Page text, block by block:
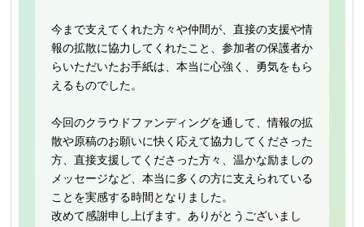
今まで支えてくれた方々や仲間が、直接の支援や情
報の拡散に協力してくれたこと、参加者の保護者か
らいただいたお手紙は、本当に心強く、勇気をもら
えるものでした。
今回のクラウドファンディングを通して、情報の拡
散や原稿のお願いに快く応えて協力してくださった
方、直接支援してくださった方々、温かな励ましの
メッセージなど、本当に多くの方に支えられている
ことを実感する時間となりました。
改めて感謝申し上げます。ありがとうございまし